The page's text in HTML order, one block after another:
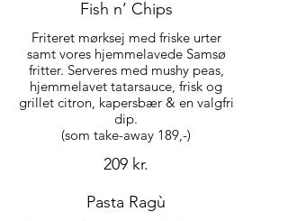
Fish n’ Chips
Friteret mørksej med friske urter
samt vores hjemmelavede Samsø
fritter. Serveres med mushy peas,
hjemmelavet tatarsauce, frisk og
grillet citron, kapersbær & en valgfri
dip.
(som take-away 189,-)
209 kr.
Pasta Ragù